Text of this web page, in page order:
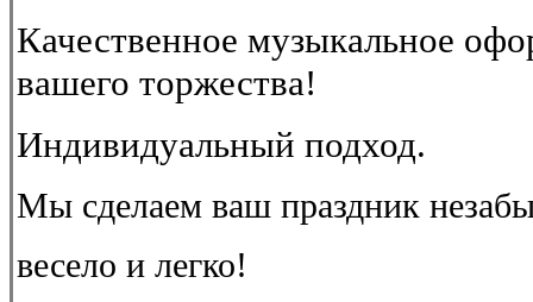
Качественное музыкальное
вашего торжества!
Индивидуальный подход.
Мы сделаем ваш праздник
весело и легко!